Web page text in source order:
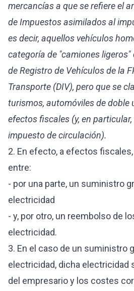
mercancías a que se refiere el
de Impuestos asimilados al
es decir, aquellos vehículos
categoría de "camiones ligeros"
de Registro de Vehículos de la
Transporte (DIV), pero que se
turismos, automóviles de doble
efectos fiscales (y, en
impuesto de circulación).
2. En efecto, a efectos
entre:
- por una parte, un suministro
electricidad
- y, por otro, un reembolso de
electricidad.
3. En el caso de un suministro
electricidad, dicha electricidad
del empresario y los costes